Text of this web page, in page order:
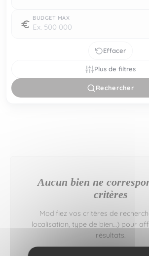
BUDGET MAX
Effacer
Plus de filtres
Rechercher
Aucun bien ne
critères
Modifiez vos critères de
localisation, type de bien…) pour
résultats.
Vous pouvez aussi créer une alerte